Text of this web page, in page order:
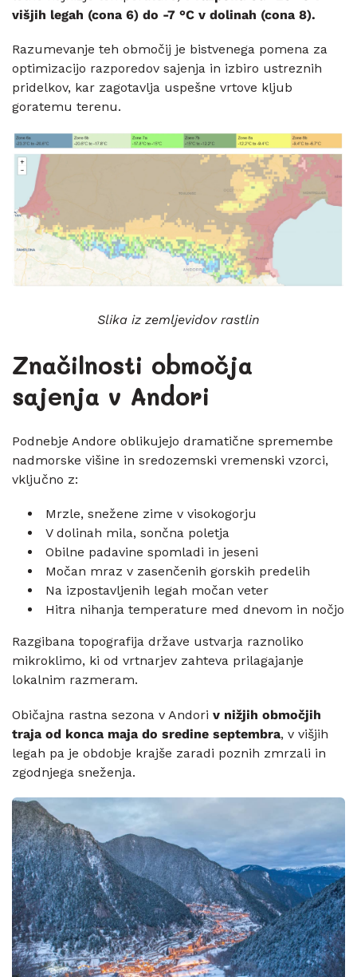
višjih legah (cona 6) do -7 °C v dolinah (cona 8).
Razumevanje teh območij je bistvenega pomena za
optimizacijo razporedov sajenja in izbiro ustreznih
pridelkov, kar zagotavlja uspešne vrtove kljub
goratemu terenu.
Slika iz zemljevidov rastlin
Značilnosti območja
sajenja v Andori
Podnebje Andore oblikujejo dramatične spremembe
nadmorske višine in sredozemski vremenski vzorci,
vključno z:
Mrzle, snežene zime v visokogorju
V dolinah mila, sončna poletja
Obilne padavine spomladi in jeseni
Močan mraz v zasenčenih gorskih predelih
Na izpostavljenih legah močan veter
Hitra nihanja temperature med dnevom in nočjo
Razgibana topografija države ustvarja raznoliko
mikroklimo, ki od vrtnarjev zahteva prilagajanje
lokalnim razmeram.
Običajna rastna sezona v Andori v nižjih območjih
traja od konca maja do sredine septembra, v višjih
legah pa je obdobje krajše zaradi poznih zmrzali in
zgodnjega sneženja.